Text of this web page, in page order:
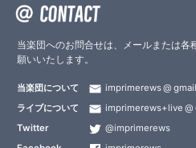
当楽団へのお問合せは、メールまたは各
願いいたします。
当楽団について imprimerews
ライブについて
imprimerews+live
Twitter
@imprimerews